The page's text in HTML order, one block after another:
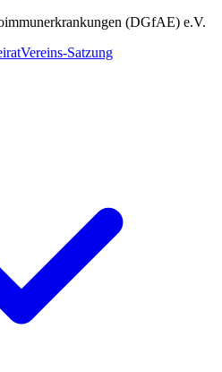
(DGfAE) e.V.
Vereins-Satzung